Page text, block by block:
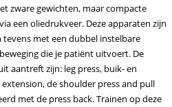
zware gewichten, maar compacte
een oliedrukveer. Deze apparaten zijn
tevens met een dubbel instelbare
die je patiënt uitvoert. De
aantreft zijn: leg press, buik- en
de shoulder press and pull
met de press back. Trainen op deze